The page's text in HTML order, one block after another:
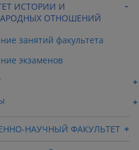
ИСТОРИИ И
ОТНОШЕНИЙ
занятий факультета
экзаменов
НАУЧНЫЙ ФАКУЛЬТЕТ